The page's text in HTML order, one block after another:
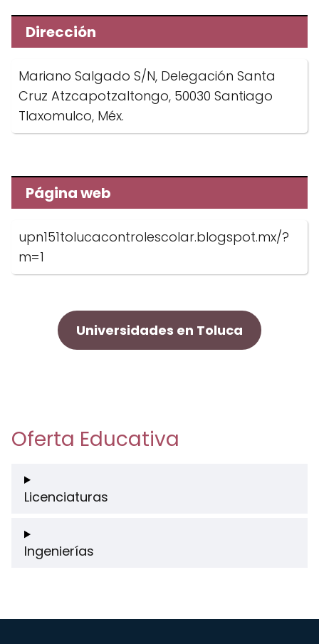
Dirección
Mariano Salgado S/N, Delegación Santa
Cruz Atzcapotzaltongo, 50030 Santiago
Tlaxomulco, Méx.
Página web
upn151tolucacontrolescolar.blogspot.mx/?
m=1
Universidades en Toluca
Oferta Educativa
Licenciaturas
Ingenierías